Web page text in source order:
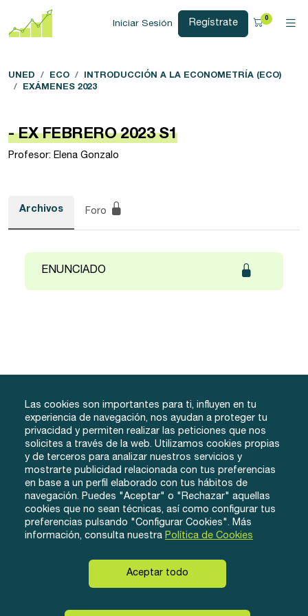
Iniciar Sesión Regístrate 0
UNED ECO
INTRODUCCIÓN A LA ECONOMETRÍA (ECO)
EXÁMENES 2023
- EX FEBRERO 2023 S1
Profesor: Elena Gonzalo
Archivos Foro
ENUNCIADO
info@tuacademiafacil.com
600 816 978
Grados
Método
Conócenos
Testimonios
Contacto
Iniciar Sesión
Regístrate
Instagram Twitter Facebook
Las cookies son importantes para ti, influyen en tu
experiencia de navegación, nos ayudan a proteger tu
privacidad y permiten realizar las peticiones que nos
solicites a través de la web. Utilizamos cookies propias
y de terceros para analizar nuestros servicios y
mostrarte publicidad relacionada con tus preferencias
en base a un perfil elaborado con tus hábitos de
navegación. Puedes "Aceptar" o "Rechazar" aquellas
cookies que no sean técnicas, así como configurar tus
preferencias pulsando "Configurar Cookies". Más
información, consulta nuestra Política de Cookies
Aceptar todo